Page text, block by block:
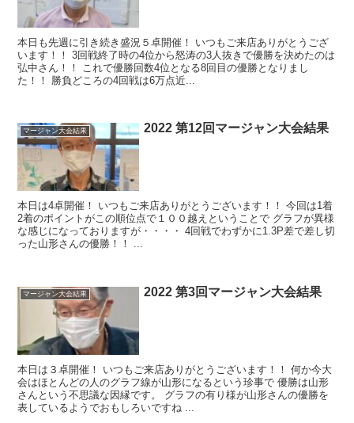
本日も先週に引き続き盛況５卓開催！ いつもご来店ありがとうござ
います！！ 3回戦終了時の4位から怒涛の3人抜きで優勝を決めたのは
弘中さん！！ これで優勝回数4位となる8回目の優勝となりまし
た！！ 勝負どころの4回戦は6万点近...
マージャン大会結果 2022 第12回マージャン大会結果
本日は4卓開催！ いつもご来店ありがとうございます！！ 今回は1着
2着のポイントがこの順位点で１００越えということで グラフが異様
な感じになっておりますが・・・・ 4回戦でわずかに1.3P差で差し切
った山形さんの優勝！！ ...
マージャン大会結果 2022 第3回マージャン大会結果
本日は３卓開催！ いつもご来店ありがとうございます！！ 何か今大
会はほとんどの人のグラフ線が山形になるという珍事で 優勝は山形
さんという不思議な因縁です。 グラフの有り様が山形さんの優勝を
表しているようでおもしろいですね ...